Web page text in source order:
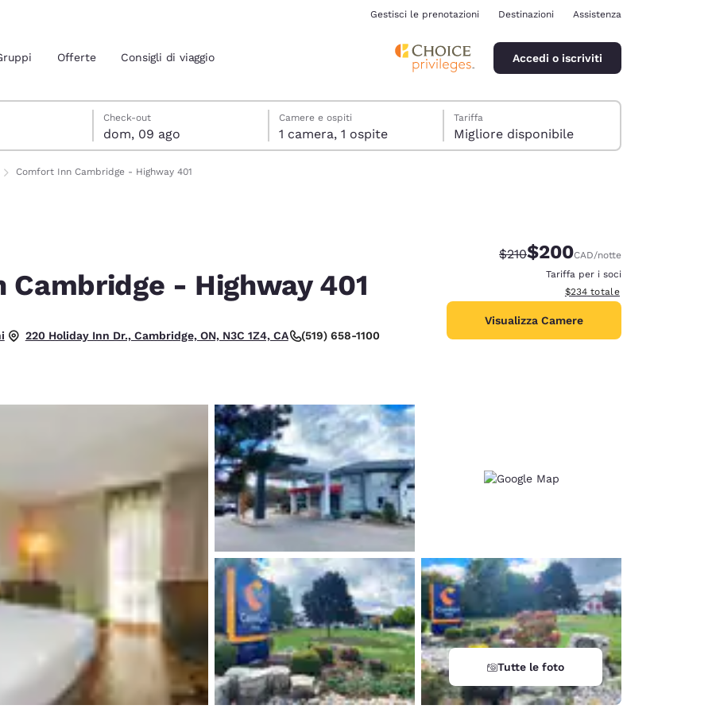
España
Español
France
Français
France
English
New Zealand
English
Gestisci le prenotazioni Destinazioni Assistenza
Offerte Consigli di viaggio Accedi o iscriviti
Check-out
dom, 09 ago
data di check-out selezionata
data di check-in selezionata
Camere e ospiti
1 camera, 1 ospite
Tariffa
Migliore disponibile
Comfort Inn Cambridge - Highway 401
- Highway 401
220 Holiday Inn Dr., Cambridge, ON, N3C 1Z4, CA (519) 658-1100
Tariffa di barratura:
$210Tariffa scontata:
$200CAD/notte
Tariffa per i soci
Visualizza i dettagli totali
$234 totale
Visualizza Camere
Tutte le foto